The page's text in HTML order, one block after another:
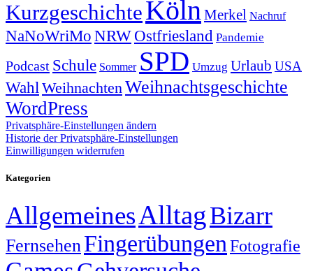
KurzgeschichteKöln Merkel Nachruf
NaNoWriMo NRWOstfriesland Pandemie
Podcast Schule Sommer SPD Umzug Urlaub USA
Wahl Weihnachten Weihnachtsgeschichte
WordPress
Privatsphäre-Einstellungen ändern
Historie der Privatsphäre-Einstellungen
Einwilligungen widerrufen
Kategorien
AllgemeinesAlltagBizarr
FernsehenFingerübungen Fotografie